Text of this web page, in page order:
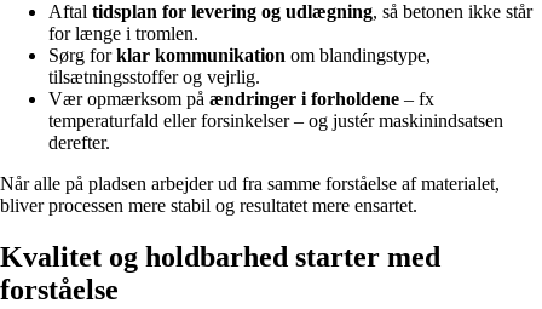
Aftal tidsplan for levering og udlægning, så betonen ikke står
for længe i tromlen.
Sørg forklar kommunikation om blandingstype,
tilsætningsstoffer og vejrlig.
Vær opmærksom på ændringer i forholdene – fx
temperaturfald eller forsinkelser – og justér maskinindsatsen
derefter.
Når alle på pladsen arbejder ud fra samme forståelse af materialet,
bliver processen mere stabil og resultatet mere ensartet.
Kvalitet og holdbarhed starter med
forståelse